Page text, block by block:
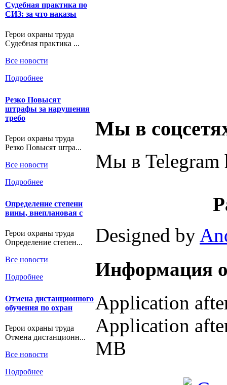
Судебная практика по
СИЗ: за что наказы
Герои охраны труда
Судебная практика ...
Все новости
Подробнее
Резко Повысят
штрафы за нарушения
требо
Герои охраны труда
Резко Повысят штра...
Все новости
Подробнее
Определение степени
вины, внеплановая с
Герои охраны труда
Определение степен...
Все новости
Подробнее
Отмена дистанционного
обучения по охран
Герои охраны труда
Отмена дистанционн...
Все новости
Подробнее
Мы в
Мы в Telegram
Designed by
Информация
Application
Application
MB